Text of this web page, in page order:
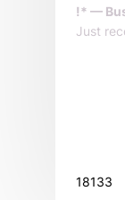
!* —
Just
18133